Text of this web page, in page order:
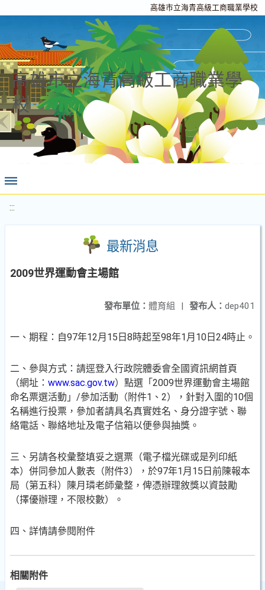
高雄市立海青高級工商職業學校
高雄市立海青高級工商職業學
校
:::
最新消息
2009世界運動會主場館
發布人： dep401
發布單位： 體育組 |
一、期程：自97年12月15日8時起至98年1月10日24時止。
二、參與方式：請逕登入行政院體委會全國資訊網首頁
（網址： www.sac.gov.tw）點選「2009世界運動會主場館
命名票選活動」/參加活動（附件1、2），針對入圍的10個
名稱進行投票，參加者請具名真實姓名、身分證字號、聯
絡電話、聯絡地址及電子信箱以便參與抽獎。
三、另請各校彙整填妥之選票（電子檔光碟或是列印紙
本）併同參加人數表（附件3），於97年1月15日前陳報本
局（第五科）陳月璘老師彙整，俾憑辦理敘獎以資鼓勵
（擇優辦理，不限校數）。
四、詳情請參閱附件
相關附件